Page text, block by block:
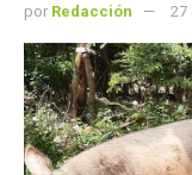
por Redacción 27